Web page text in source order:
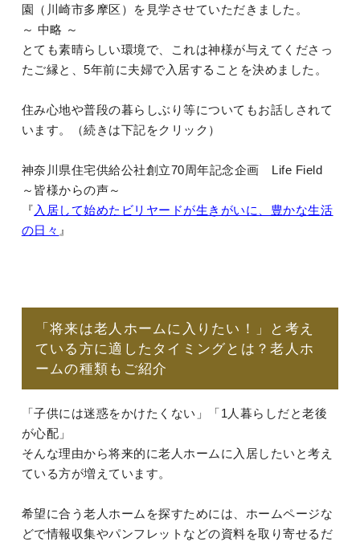
園（川崎市多摩区）を見学させていただきました。
～ 中略 ～
とても素晴らしい環境で、これは神様が与えてくださっ
たご縁と、5年前に夫婦で入居することを決めました。
住み心地や普段の暮らしぶり等についてもお話しされて
います。（続きは下記をクリック）
神奈川県住宅供給公社創立70周年記念企画 Life Field
～皆様からの声～
『 入居して始めたビリヤードが生きがいに、豊かな生活
の日々 』
「将来は老人ホームに入りたい！」と考え
ている方に適したタイミングとは？老人ホ
ームの種類もご紹介
「子供には迷惑をかけたくない」「1人暮らしだと老後
が心配」
そんな理由から将来的に老人ホームに入居したいと考え
ている方が増えています。
希望に合う老人ホームを探すためには、ホームページな
どで情報収集やパンフレットなどの資料を取り寄せるだ